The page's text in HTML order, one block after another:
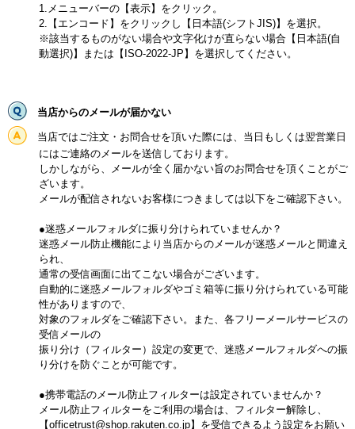
1.メニューバーの【表示】をクリック。
2.【エンコード】をクリックし【日本語(シフトJIS)】を選択。
※該当するものがない場合や文字化けが直らない場合【日本語(自
動選択)】または【ISO-2022-JP】を選択してください。
当店からのメールが届かない
当店ではご注文・お問合せを頂いた際には、当日もしくは翌営業日
にはご連絡のメールを送信しております。
しかしながら、メールが全く届かない旨のお問合せを頂くことがご
ざいます。
メールが配信されないお客様につきましては以下をご確認下さい。
●迷惑メールフォルダに振り分けられていませんか？
迷惑メール防止機能により当店からのメールが迷惑メールと間違え
られ、
通常の受信画面に出てこない場合がございます。
自動的に迷惑メールフォルダやゴミ箱等に振り分けられている可能
性がありますので、
対象のフォルダをご確認下さい。また、各フリーメールサービスの
受信メールの
振り分け（フィルター）設定の変更で、迷惑メールフォルダへの振
り分けを防ぐことが可能です。
●携帯電話のメール防止フィルターは設定されていませんか？
メール防止フィルターをご利用の場合は、フィルター解除し、
【officetrust@shop.rakuten.co.jp】を受信できるよう設定をお願い